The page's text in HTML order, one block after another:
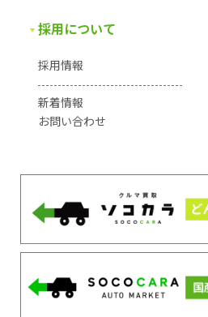
採用について
採用情報
新着情報
お問い合わせ